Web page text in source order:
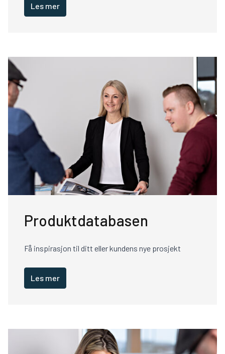
Les mer
Produktdatabasen
Få inspirasjon til ditt eller kundens nye prosjekt
Les mer